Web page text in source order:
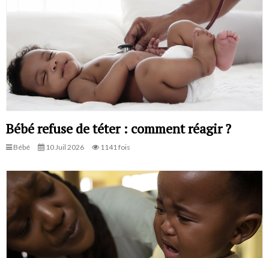
Bébé refuse de téter : comment réagir ?
Bébé 10 Juil 2026 1141 fois